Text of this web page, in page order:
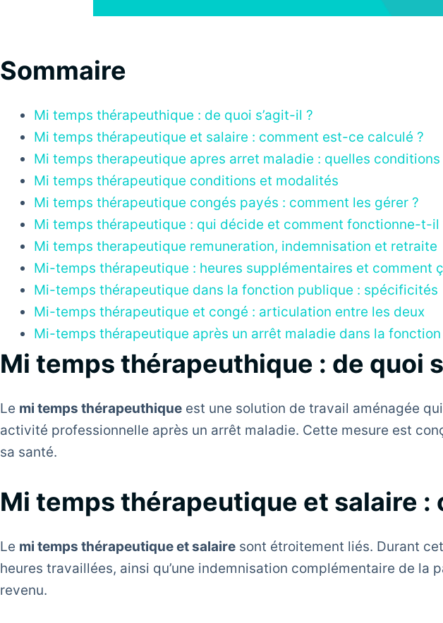
Sommaire
Mi temps thérapeuthique : de quoi s’agit-il ?
Mi temps thérapeutique et salaire : comment est-ce calculé ?
Mi temps therapeutique apres arret maladie : quelles
Mi temps thérapeutique conditions et modalités
Mi temps thérapeutique congés payés : comment les gérer ?
Mi temps thérapeutique : qui décide et comment fonctionne-t-il
Mi temps therapeutique remuneration, indemnisation et retraite
Mi-temps thérapeutique : heures supplémentaires et comment
Mi-temps thérapeutique dans la fonction publique : spécificités
Mi-temps thérapeutique et congé : articulation entre les deux
Mi-temps thérapeutique après un arrêt maladie dans la
Mi temps thérapeuthique : de quoi
Le mi temps thérapeuthique est une solution de travail aménagée
activité professionnelle après un arrêt maladie. Cette mesure est
sa santé.
Mi temps thérapeutique et salaire
Le mi temps thérapeutique et salaire sont étroitement liés. Durant
heures travaillées, ainsi qu’une indemnisation complémentaire de
revenu.